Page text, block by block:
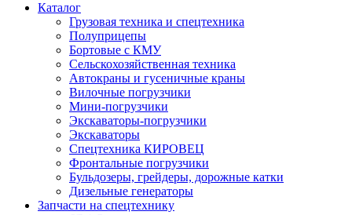
Каталог
Грузовая техника и спецтехника
Полуприцепы
Бортовые с КМУ
Сельскохозяйственная техника
Автокраны и гусеничные краны
Вилочные погрузчики
Мини-погрузчики
Экскаваторы-погрузчики
Экскаваторы
Спецтехника КИРОВЕЦ
Фронтальные погрузчики
Бульдозеры, грейдеры, дорожные катки
Дизельные генераторы
Запчасти на спецтехнику